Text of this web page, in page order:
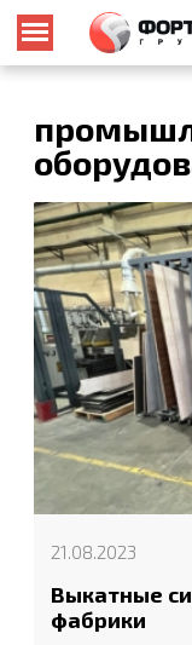
21.08.2023
Выкатные
фабрики